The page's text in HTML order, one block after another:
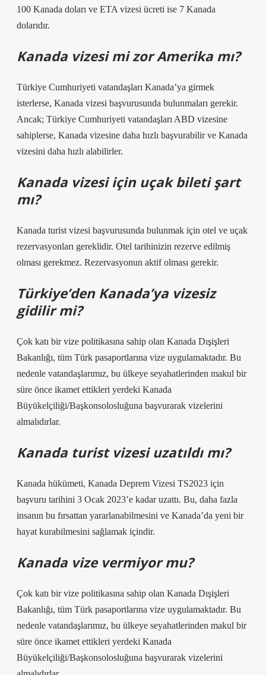
100 Kanada doları ve ETA vizesi ücreti ise 7 Kanada
dolarıdır.
Kanada vizesi mi zor Amerika mı?
Türkiye Cumhuriyeti vatandaşları Kanada’ya girmek
isterlerse, Kanada vizesi başvurusunda bulunmaları gerekir.
Ancak; Türkiye Cumhuriyeti vatandaşları ABD vizesine
sahiplerse, Kanada vizesine daha hızlı başvurabilir ve Kanada
vizesini daha hızlı alabilirler.
Kanada vizesi için uçak bileti şart
mı?
Kanada turist vizesi başvurusunda bulunmak için otel ve uçak
rezervasyonları gereklidir. Otel tarihinizin rezerve edilmiş
olması gerekmez. Rezervasyonun aktif olması gerekir.
Türkiye’den Kanada’ya vizesiz
gidilir mi?
Çok katı bir vize politikasına sahip olan Kanada Dışişleri
Bakanlığı, tüm Türk pasaportlarına vize uygulamaktadır. Bu
nedenle vatandaşlarımız, bu ülkeye seyahatlerinden makul bir
süre önce ikamet ettikleri yerdeki Kanada
Büyükelçiliği/Başkonsolosluğuna başvurarak vizelerini
almalıdırlar.
Kanada turist vizesi uzatıldı mı?
Kanada hükümeti, Kanada Deprem Vizesi TS2023 için
başvuru tarihini 3 Ocak 2023’e kadar uzattı. Bu, daha fazla
insanın bu fırsattan yararlanabilmesini ve Kanada’da yeni bir
hayat kurabilmesini sağlamak içindir.
Kanada vize vermiyor mu?
Çok katı bir vize politikasına sahip olan Kanada Dışişleri
Bakanlığı, tüm Türk pasaportlarına vize uygulamaktadır. Bu
nedenle vatandaşlarımız, bu ülkeye seyahatlerinden makul bir
süre önce ikamet ettikleri yerdeki Kanada
Büyükelçiliği/Başkonsolosluğuna başvurarak vizelerini